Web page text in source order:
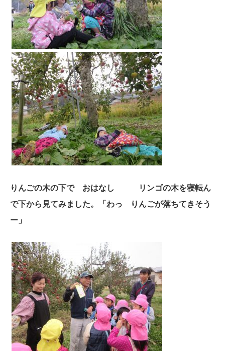
りんごの木の下で おはなし リンゴの木を寝転ん
で下から見てみました。「わっ りんごが落ちてきそう
ー」